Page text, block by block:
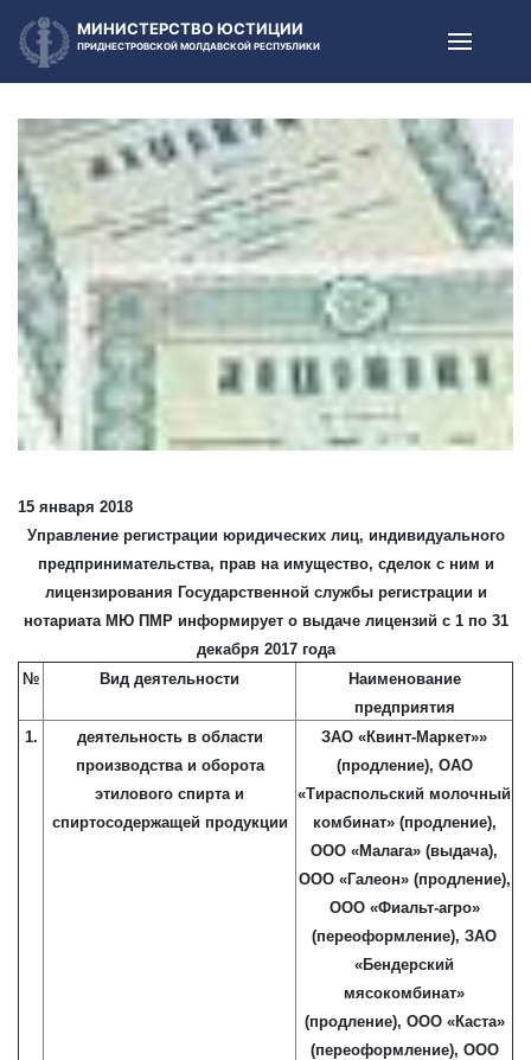
МИНИСТЕРСТВО ЮСТИЦИИ
ПРИДНЕСТРОВСКОЙ МОЛДАВСКОЙ РЕСПУБЛИКИ
15 января 2018
Управление регистрации юридических лиц, индивидуального
предпринимательства, прав на имущество, сделок с ним и
лицензирования Государственной службы регистрации и
нотариата МЮ ПМР информирует о выдаче лицензий с 1 по 31
декабря 2017 года
№
Вид деятельности
Наименование
предприятия
1.
деятельность в области
производства и оборота
этилового спирта и
спиртосодержащей продукции
ЗАО «Квинт-Маркет»»
(продление), ОАО
«Тираспольский молочный
комбинат» (продление),
ООО «Малага» (выдача),
ООО «Галеон» (продление),
ООО «Фиальт-агро»
(переоформление), ЗАО
«Бендерский
мясокомбинат»
(продление), ООО «Каста»
(переоформление), ООО